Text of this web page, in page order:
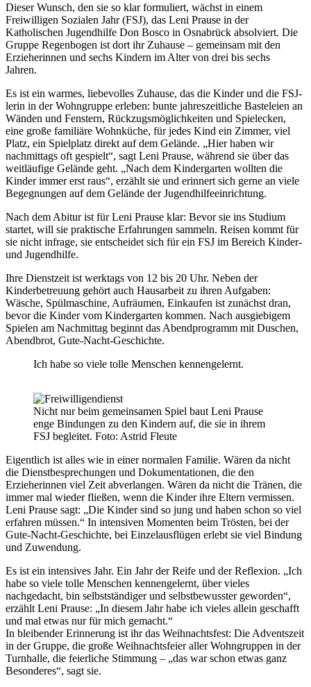
Dieser Wunsch, den sie so klar formuliert, wächst in einem
Freiwilligen Sozialen Jahr (FSJ), das Leni Prause in der
Katholischen Jugendhilfe Don Bosco in Osnabrück absolviert. Die
Gruppe Regenbogen ist dort ihr Zuhause – gemeinsam mit den
Erzieherinnen und sechs Kindern im Alter von drei bis sechs
Jahren.
Es ist ein warmes, liebevolles Zuhause, das die Kinder und die FSJ-
lerin in der Wohngruppe erleben: bunte jahreszeitliche Basteleien an
Wänden und Fenstern, Rückzugsmöglichkeiten und Spielecken,
eine große familiäre Wohnküche, für jedes Kind ein Zimmer, viel
Platz, ein Spielplatz direkt auf dem Gelände. „Hier haben wir
nachmittags oft gespielt“, sagt Leni Prause, während sie über das
weitläufige Gelände geht. „Nach dem Kindergarten wollten die
Kinder immer erst raus“, erzählt sie und erinnert sich gerne an viele
Begegnungen auf dem Gelände der Jugendhilfeeinrichtung.
Nach dem Abitur ist für Leni Prause klar: Bevor sie ins Studium
startet, will sie praktische Erfahrungen sammeln. Reisen kommt für
sie nicht infrage, sie entscheidet sich für ein FSJ im Bereich Kinder-
und Jugendhilfe.
Ihre Dienstzeit ist werktags von 12 bis 20 Uhr. Neben der
Kinderbetreuung gehört auch Hausarbeit zu ihren Aufgaben:
Wäsche, Spülmaschine, Aufräumen, Einkaufen ist zunächst dran,
bevor die Kinder vom Kindergarten kommen. Nach ausgiebigem
Spielen am Nachmittag beginnt das Abendprogramm mit Duschen,
Abendbrot, Gute-Nacht-Geschichte.
Ich habe so viele tolle Menschen kennengelernt.
Nicht nur beim gemeinsamen Spiel baut Leni Prause
enge Bindungen zu den Kindern auf, die sie in ihrem
FSJ begleitet. Foto: Astrid Fleute
Eigentlich ist alles wie in einer normalen Familie. Wären da nicht
die Dienstbesprechungen und Dokumentationen, die den
Erzieherinnen viel Zeit abverlangen. Wären da nicht die Tränen, die
immer mal wieder fließen, wenn die Kinder ihre Eltern vermissen.
Leni Prause sagt: „Die Kinder sind so jung und haben schon so viel
erfahren müssen.“ In intensiven Momenten beim Trösten, bei der
Gute-Nacht-Geschichte, bei Einzelausflügen erlebt sie viel Bindung
und Zuwendung.
Es ist ein intensives Jahr. Ein Jahr der Reife und der Reflexion. „Ich
habe so viele tolle Menschen kennengelernt, über vieles
nachgedacht, bin selbstständiger und selbstbewusster geworden“,
erzählt Leni Prause: „In diesem Jahr habe ich vieles allein geschafft
und mal etwas nur für mich gemacht.“
In bleibender Erinnerung ist ihr das Weihnachtsfest: Die Adventszeit
in der Gruppe, die große Weihnachtsfeier aller Wohngruppen in der
Turnhalle, die feierliche Stimmung – „das war schon etwas ganz
Besonderes“, sagt sie.